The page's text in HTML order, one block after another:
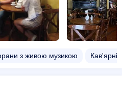
з живою музикою Кав'ярні